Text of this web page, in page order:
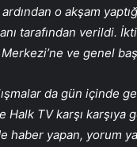
o akşam
tarafından verildi.
ve genel
da gün içinde
Halk TV karşı
haber yapan, yorum